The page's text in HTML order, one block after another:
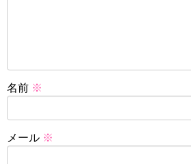
名前 ※
メール ※